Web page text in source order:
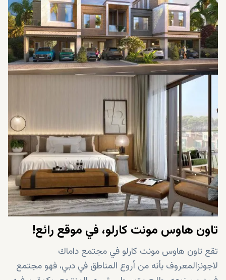
تاون هاوس مونت كارلو، في موقع رائع!
تقع تاون هاوس مونت كارلو في مجتمع داماك
لاجونزالمعروف بأنه من أروع المناطق في دبي، فهو مجتمع